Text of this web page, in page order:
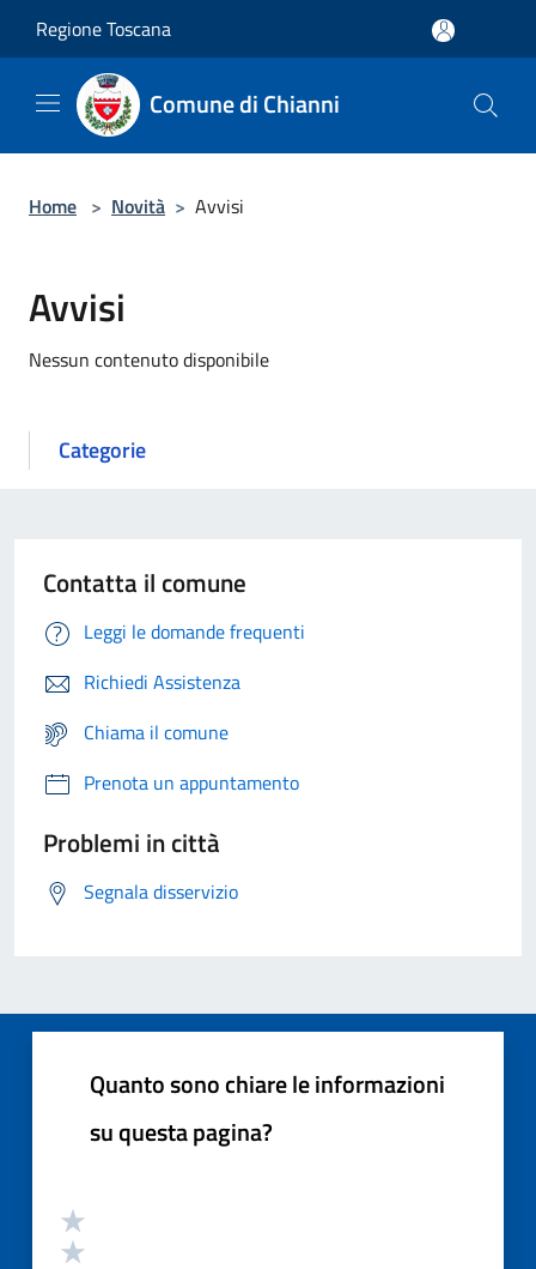
Regione Toscana
Comune di Chianni
Home > Novità > Avvisi
Avvisi
Nessun contenuto disponibile
Categorie
Contatta il comune
Leggi le domande frequenti
Richiedi Assistenza
Chiama il comune
Prenota un appuntamento
Problemi in città
Segnala disservizio
Quanto sono chiare le informazioni
su questa pagina?